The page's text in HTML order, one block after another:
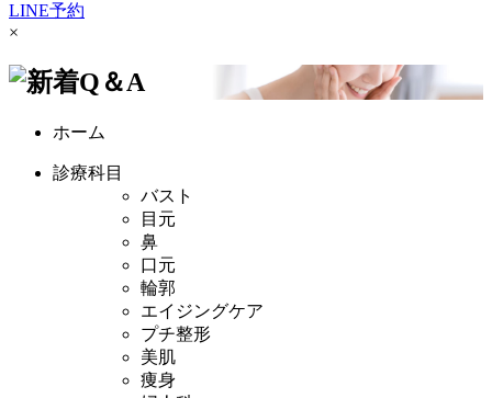
LINE予約
×
ホーム
診療科目
バスト
目元
鼻
口元
輪郭
エイジングケア
プチ整形
美肌
痩身